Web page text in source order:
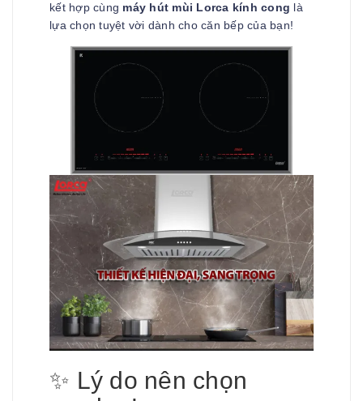
kết hợp cùng máy hút mùi Lorca kính cong là
lựa chọn tuyệt vời dành cho căn bếp của bạn!
✨ Lý do nên chọn